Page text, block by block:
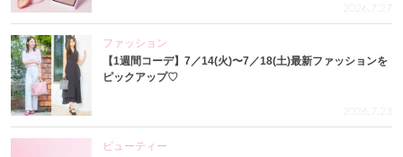
2026.7.27
ファッション
【1週間コーデ】7／14(火)〜7／18(土)最新ファッションを
ピックアップ♡
2026.7.23
ビューティー